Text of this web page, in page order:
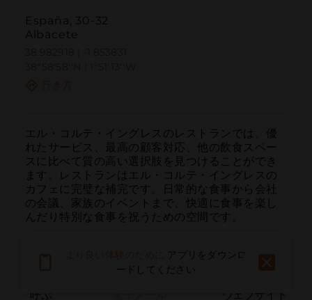
España, 30-32
Albacete
エル・コルテ・イングレスのレストランでは、優
れたサービス、最高の顧客対応、他の飲食スペー
スに比べて質の高い選択肢を見つけることができ
ます。レストランはエル・コルテ・イングレスの
カフェに完璧な補完です。日常的な食事から会社
の会議、家族のイベントまで、快適に食事を楽し
んだり特別な食事を祝うための空間です。
呼ぶ ウェブサイト
アプリをダウンロ
ードしてください